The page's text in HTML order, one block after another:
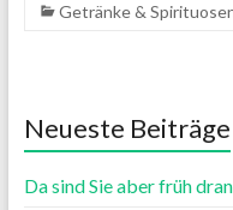
Getränke &
Neueste Beiträge
Da sind Sie aber früh